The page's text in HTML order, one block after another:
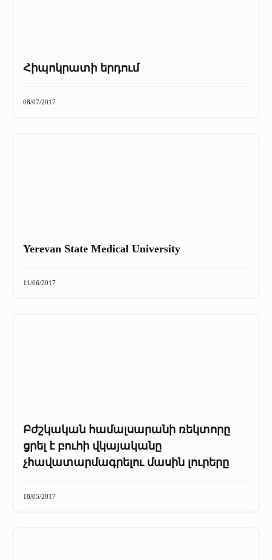
Հիպոկրատի երդում
08/07/2017
Yerevan State Medical University
11/06/2017
Բժշկական համալսարանի ռեկտորը
ցրել է բուհի վկայականը
չհավատարմագրելու մասին լուրերը
18/05/2017